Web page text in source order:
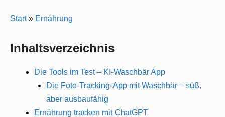
Start» Ernährung
Inhaltsverzeichnis
Die Tools im Test – KI-Waschbär App
Die Foto-Tracking-App mit Waschbär – süß,
aber ausbaufähig
Ernährung tracken mit ChatGPT